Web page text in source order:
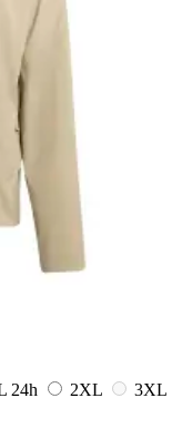
24h 2XL
3XL